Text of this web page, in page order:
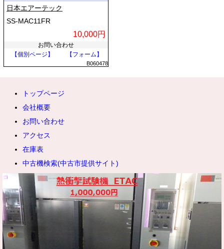
日本エアーテック
SS-MAC11FR
10,000円
お問い合わせ
【個別ページ】
【フォーム】
B060478
トップページ
会社概要
お問い合わせ
アクセス
在庫表
中古機検索(中古市提供サイト)